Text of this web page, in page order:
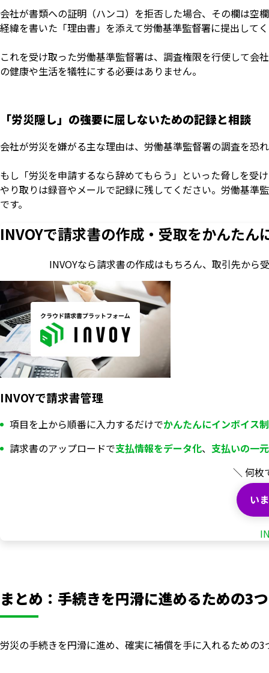
会社が書類への証明（ハンコ）を拒否した場合、その欄は空
経緯を書いた「理由書」を添えて労働基準監督署に提出して
これを受け取った労働基準監督署は、調査権限を行使して会
の健康や生活を犠牲にする必要はありません。
「労災隠し」の強要に屈しないための記録と相談
会社が労災を嫌がる主な理由は、労働基準監督署の調査を恐
もし「労災を申請するなら辞めてもらう」といった脅しを受
やり取りは録音やメールで記録に残してください。労働基準
です。
INVOYで請求書の作成・ 受取をかんたん
INVOYなら請求書の作成はもちろん、 取引先から
INVOYで請求書管理
項目を上から順番に入力するだけでかんたんにインボイス
請求書のアップロードで支払情報をデータ化、 支払いの一
＼ 何枚
い
まとめ：手続きを円滑に進めるための3
労災の手続きを円滑に進め、確実に補償を手に入れるための